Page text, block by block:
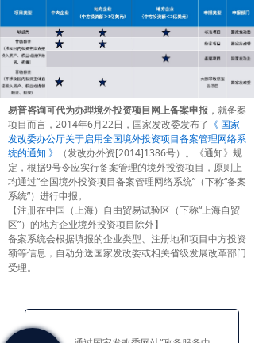
易普咨询可代为办理境外投资项目网上备案申报 ，就备案
项目而言，2014年6月22日，国家发改委发布了 《 国家
发改委办公厅关于启用全国境外投资项目备案管理网络系
统的通知 》
（发改办外资[2014]1386号）。《通知》规
定，根据9号令应实行备案管理的境外投资项目，原则上
均通过“全国境外投资项目备案管理网络系统”（下称“备案
系统”）进行申报。
【注册在中国（上海）自由贸易试验区（下称“上海自贸
区”）的地方企业境外投资项目除外】
备案系统会根据填报的企业类型、注册地和项目中方投资
额等信息，自动分送国家发改委或相关省级发展改革部门
受理。